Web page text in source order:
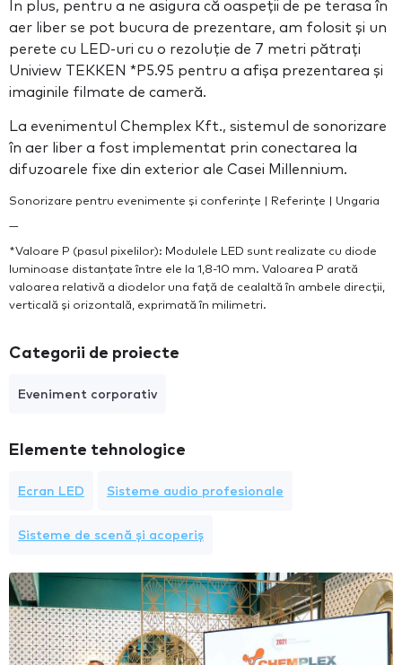
În plus, pentru a ne asigura că oaspeții de pe terasa în
aer liber se pot bucura de prezentare, am folosit și un
perete cu LED-uri cu o rezoluție de 7 metri pătrați
Uniview TEKKEN *P5.95 pentru a afișa prezentarea și
imaginile filmate de cameră.
La evenimentul Chemplex Kft., sistemul de sonorizare
în aer liber a fost implementat prin conectarea la
difuzoarele fixe din exterior ale Casei Millennium.
Sonorizare pentru evenimente și conferințe | Referințe | Ungaria
—
*Valoare P (pasul pixelilor): Modulele LED sunt realizate cu diode
luminoase distanțate între ele la 1,8-10 mm. Valoarea P arată
valoarea relativă a diodelor una față de cealaltă în ambele direcții,
verticală și orizontală, exprimată în milimetri.
Categorii de proiecte
Eveniment corporativ
Elemente tehnologice
Ecran LED Sisteme audio profesionale
Sisteme de scenă și acoperiș